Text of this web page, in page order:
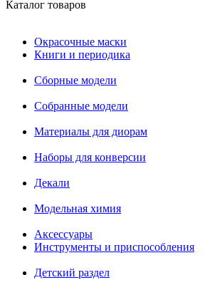
Каталог товаров
Окрасочные маски
Книги и периодика
Сборные модели
Собранные модели
Материалы для диорам
Наборы для конверсии
Декали
Модельная химия
Аксессуары
Инструменты и приспособления
Детский раздел